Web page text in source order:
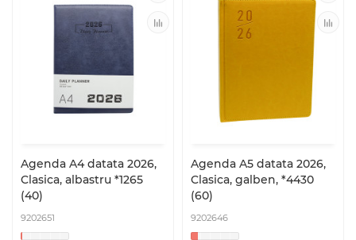
Agenda A4 datata 2026,
Clasica, albastru *1265
(40)
9202651
Agenda A5 datata 2026,
Clasica, galben, *4430
(60)
9202646